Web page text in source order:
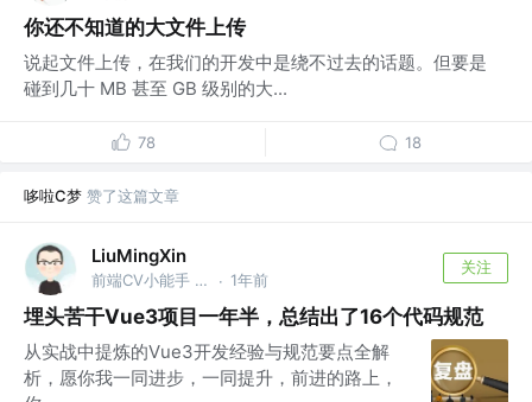
你还不知道的大文件上传
说起文件上传，在我们的开发中是绕不过去的话题。但要是
碰到几十 MB 甚至 GB 级别的大...
78 18
哆啦C梦 赞了这篇文章
LiuMingXin
前端CV小能手 @权威外包 · 1年前
关注
埋头苦干Vue3项目一年半，总结出了16个代码规范
从实战中提炼的Vue3开发经验与规范要点全解
析，愿你我一同进步，一同提升，前进的路上，